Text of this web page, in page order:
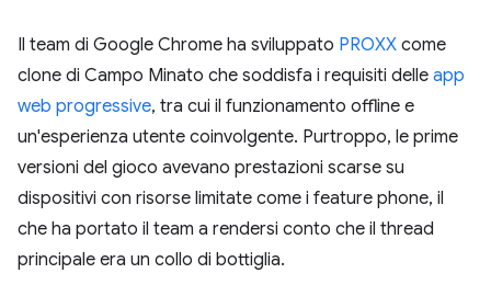
Il team di Google Chrome ha sviluppato PROXX come
clone di Campo Minato che soddisfa i requisiti delle app
web progressive, tra cui il funzionamento offline e
un'esperienza utente coinvolgente. Purtroppo, le prime
versioni del gioco avevano prestazioni scarse su
dispositivi con risorse limitate come i feature phone, il
che ha portato il team a rendersi conto che il thread
principale era un collo di bottiglia.